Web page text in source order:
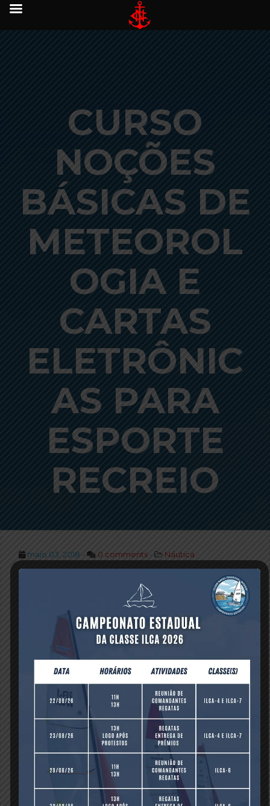
CURSO
NOÇÕES
BÁSICAS DE
METEOROL
OGIA E
CARTAS
ELETRÔNIC
AS PARA
ESPORTE
RECREIO
maio 03, 2018 - 0 comments -
Náutica
O Clube Naval Charitas abrirá suas portas para debater e
estudar sobre uma importante questão: a segurança da
navegação para os praticantes de vela e motor.
Salvaguardar a vida humana e o patrimônio, esse é o
principal objetivo. O Curso irá ocorrer no dias 13-16-20-23-
27 e 30 de Junho, 2018. Os responsáveis por ministrar o
curso são os profissionais altamente qualificados
CARVALHO. Angela é Meteorologista com experiência de
25 anos no Serviço Meteorológico Marinho. Carvalho é
Hidrógrafo com 25 anos de experiência em cartografia
náutica digital.
Valor do Curso: R$ 800,00
15% de desconto para os 5 primeiros inscritos
Total de 30 vagas